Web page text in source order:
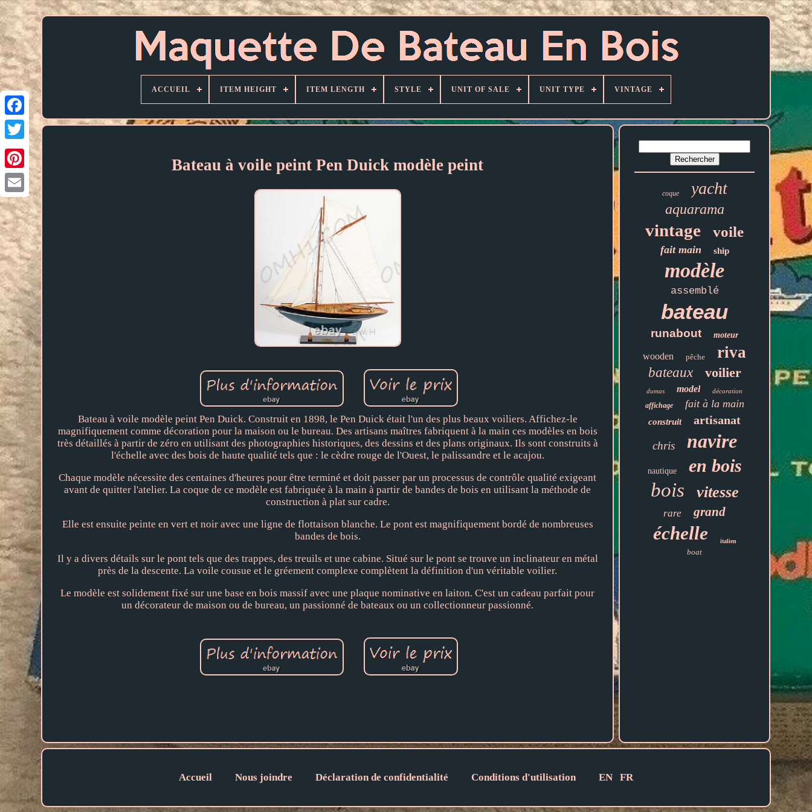
ACCUEIL ITEM HEIGHT ITEM LENGTH STYLE UNIT OF SALE UNIT TYPE VINTAGE
Bateau à voile peint Pen Duick modèle peint
Bateau à voile modèle peint Pen Duick. Construit en 1898, le Pen Duick était l'un des plus beaux voiliers. Affichez-le
magnifiquement comme décoration pour la maison ou le bureau. Des artisans maîtres fabriquent à la main ces modèles en bois
très détaillés à partir de zéro en utilisant des photographies historiques, des dessins et des plans originaux. Ils sont construits à
l'échelle avec des bois de haute qualité tels que : le cèdre rouge de l'Ouest, le palissandre et le acajou.
Chaque modèle nécessite des centaines d'heures pour être terminé et doit passer par un processus de contrôle qualité exigeant
avant de quitter l'atelier. La coque de ce modèle est fabriquée à la main à partir de bandes de bois en utilisant la méthode de
construction à plat sur cadre.
Elle est ensuite peinte en vert et noir avec une ligne de flottaison blanche. Le pont est magnifiquement bordé de nombreuses
bandes de bois.
Il y a divers détails sur le pont tels que des trappes, des treuils et une cabine. Situé sur le pont se trouve un inclinateur en métal
près de la descente. La voile cousue et le gréement complexe complètent la définition d'un véritable voilier.
Le modèle est solidement fixé sur une base en bois massif avec une plaque nominative en laiton. C'est un cadeau parfait pour
un décorateur de maison ou de bureau, un passionné de bateaux ou un collectionneur passionné.
coque yacht
aquarama
vintage voile
fait main ship
modèle
assemblé
bateau
runabout moteur
wooden pêche riva
bateaux voilier
dumas model décoration
affichage fait à la main
construit artisanat
chris navire
nautique en bois
bois vitesse
rare grand
échelle italien
boat
Accueil Nous joindre Déclaration de confidentialité Conditions d'utilisation EN FR